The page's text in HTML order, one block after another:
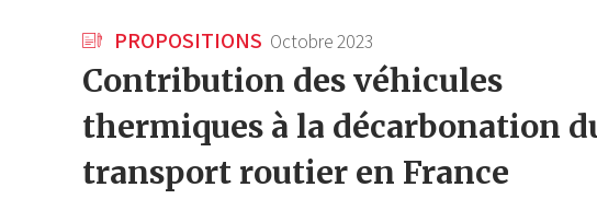
PROPOSITIONS Octobre 2023
Contribution des véhicules
thermiques à la décarbonation
transport routier en France